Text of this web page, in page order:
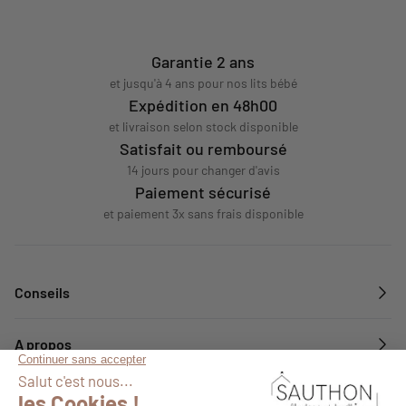
Garantie 2 ans
et jusqu'à 4 ans pour nos lits bébé
Expédition en 48h00
et livraison selon stock disponible
Satisfait ou remboursé
14 jours pour changer d'avis
Paiement sécurisé
et paiement 3x sans frais disponible
Conseils
A propos
Services